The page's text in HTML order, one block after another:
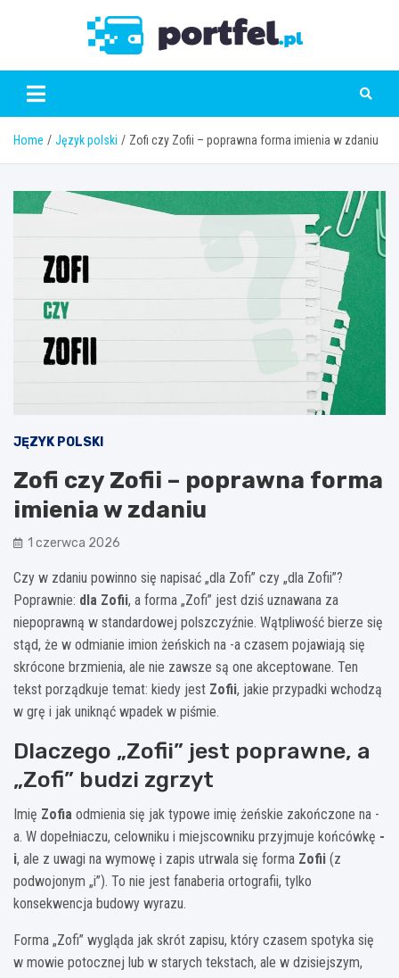
Home Język polski Zofi czy Zofii – poprawna forma imienia w zdaniu
JĘZYK POLSKI
Zofi czy Zofii – poprawna forma
imienia w zdaniu
1 czerwca 2026
Czy w zdaniu powinno się napisać „dla Zofi” czy „dla Zofii”?
Poprawnie: dla Zofii, a forma „Zofi” jest dziś uznawana za
niepoprawną w standardowej polszczyźnie. Wątpliwość bierze się
stąd, że w odmianie imion żeńskich na -a czasem pojawiają się
skrócone brzmienia, ale nie zawsze są one akceptowane. Ten
tekst porządkuje temat: kiedy jest Zofii, jakie przypadki wchodzą
w grę i jak uniknąć wpadek w piśmie.
Dlaczego „Zofii” jest poprawne, a
„Zofi” budzi zgrzyt
Imię Zofia odmienia się jak typowe imię żeńskie zakończone na -
a. W dopełniaczu, celowniku i miejscowniku przyjmuje końcówkę -
i, ale z uwagi na wymowę i zapis utrwala się forma Zofii (z
podwojonym „i”). To nie jest fanaberia ortografii, tylko
konsekwencja budowy wyrazu.
Forma „Zofi” wygląda jak skrót zapisu, który czasem spotyka się
w mowie potocznej lub w starych tekstach, ale w dzisiejszym,